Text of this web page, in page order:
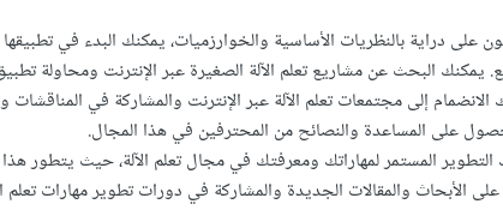
على دراية بالنظريات الأساسية والخوارزميات، يمكنك البدء في
البحث عن مشاريع تعلم الآلة الصغيرة عبر الإنترنت ومحاولة
إلى مجتمعات تعلم الآلة عبر الإنترنت والمشاركة في المناقشات
على المساعدة والنصائح من المحترفين في هذا المجال.
المستمر لمهاراتك ومعرفتك في مجال تعلم الآلة، حيث يتطور
الأبحاث والمقالات الجديدة والمشاركة في دورات تطوير مهارات تعلم